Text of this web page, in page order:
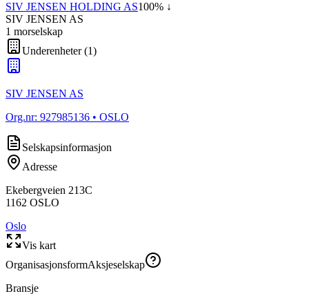
SIV JENSEN HOLDING AS100% ↓
SIV JENSEN AS
1 morselskap
Underenheter(1)
SIV JENSEN AS
Org.nr: 927985136 • OSLO
Selskapsinformasjon
Adresse
Ekebergveien 213C
1162 OSLO
Oslo
Vis kart
OrganisasjonsformAksjeselskap
Bransje